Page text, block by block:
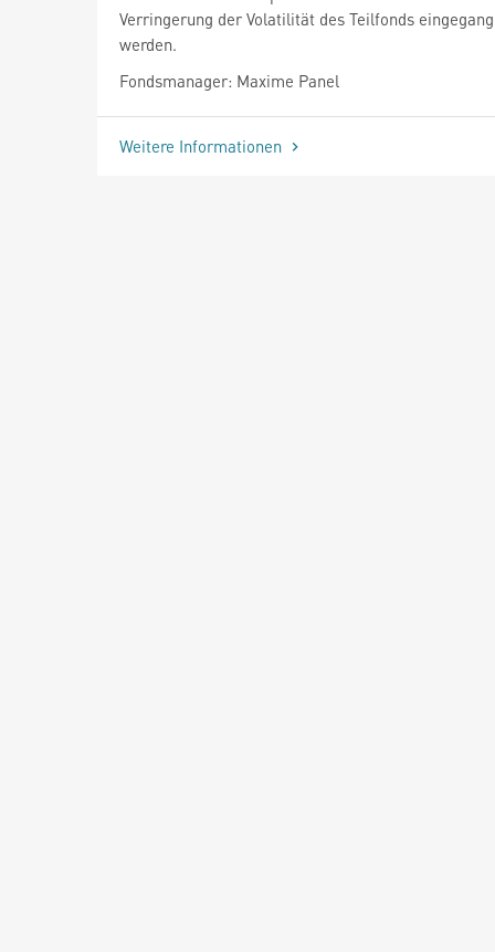
Verringerung der Volatilität des Teilfonds
werden.
Fondsmanager: Maxime Panel
Weitere Informationen